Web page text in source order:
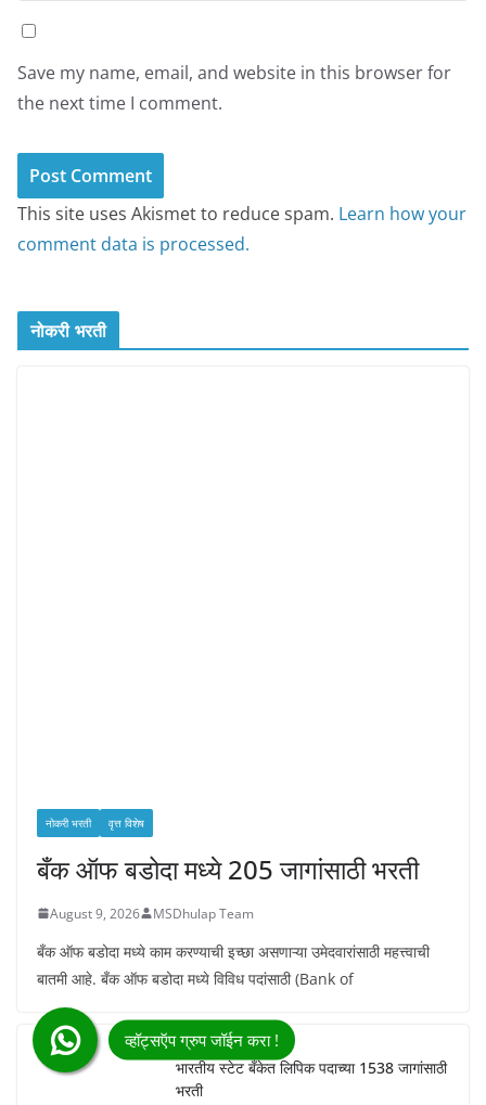
Save my name, email, and website in this browser for
the next time I comment.
This site uses Akismet to reduce spam. Learn how your
comment data is processed.
नोकरी भरती
नोकरी भरती वृत्त विशेष
बँक ऑफ बडोदा मध्ये 205 जागांसाठी भरती
August 9, 2026 MSDhulap Team
बँक ऑफ बडोदा मध्ये काम करण्याची इच्छा असणाऱ्या उमेदवारांसाठी महत्त्वाची
बातमी आहे. बँक ऑफ बडोदा मध्ये विविध पदांसाठी (Bank of
भारतीय स्टेट बँकेत लिपिक पदाच्या 1538 जागांसाठी
भरती